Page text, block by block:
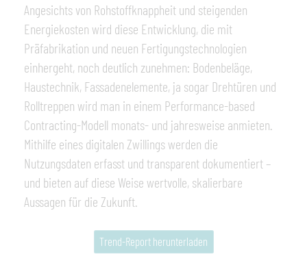
Angesichts von Rohstoffknappheit und steigenden
Energiekosten wird diese Entwicklung, die mit
Präfabrikation und neuen Fertigungstechnologien
einhergeht, noch deutlich zunehmen: Bodenbeläge,
Haustechnik, Fassadenelemente, ja sogar Drehtüren und
Rolltreppen wird man in einem Performance-based
Contracting-Modell monats- und jahresweise anmieten.
Mithilfe eines digitalen Zwillings werden die
Nutzungsdaten erfasst und transparent dokumentiert –
und bieten auf diese Weise wertvolle, skalierbare
Aussagen für die Zukunft.
Trend-Report herunterladen